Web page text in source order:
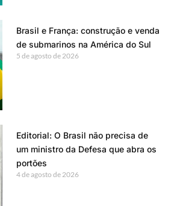
Brasil e França: construção e venda
de submarinos na América do Sul
5 de agosto de 2026
Editorial: O Brasil não precisa de
um ministro da Defesa que abra os
portões
4 de agosto de 2026